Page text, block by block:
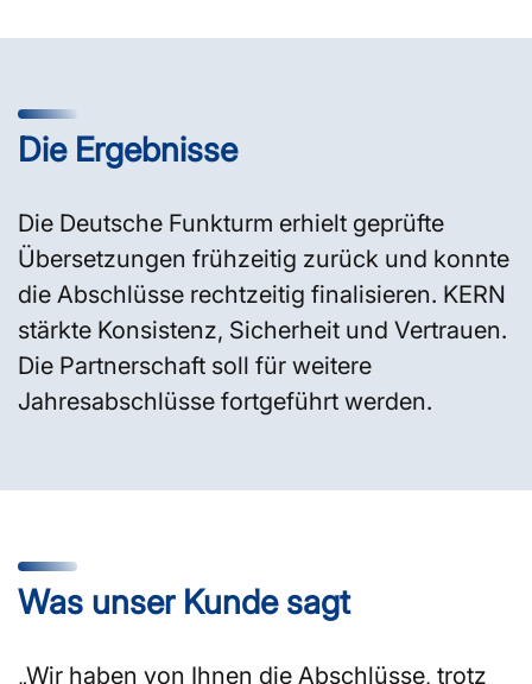
Die Ergebnisse
Die Deutsche Funkturm erhielt geprüfte
Übersetzungen frühzeitig zurück und konnte
die Abschlüsse rechtzeitig finalisieren. KERN
stärkte Konsistenz, Sicherheit und Vertrauen.
Die Partnerschaft soll für weitere
Jahresabschlüsse fortgeführt werden.
Was unser Kunde sagt
„Wir haben von Ihnen die Abschlüsse, trotz